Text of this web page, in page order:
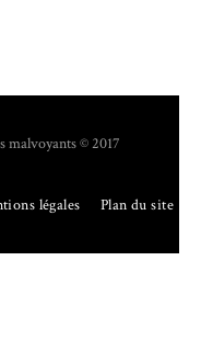
malvoyants © 2017
légales
Plan du site